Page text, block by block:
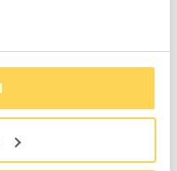
3-357-133